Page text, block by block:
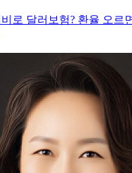
로 달러보험? 환율 오르